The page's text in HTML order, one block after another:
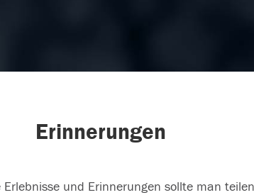
Erinnerungen
Erlebnisse und Erinnerungen sollte man